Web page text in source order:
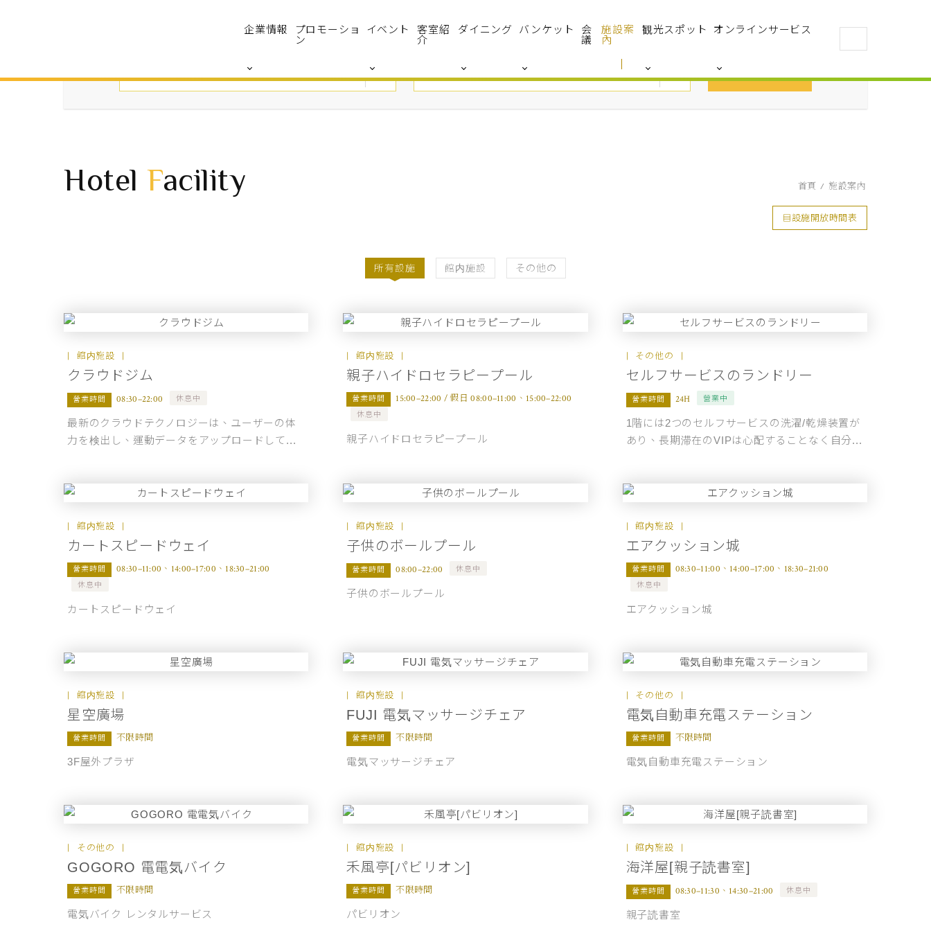
企業情報
プロモーショ
ン
イベント
客室紹
介
ダイニング バンケット
会
議
施設案
內
観光スポット オンラインサービス
予約
Hotel Facility 首頁 施設案內
▤ 設施開放時間表
所有設施 館内施設 その他の
館内施設
クラウドジム
營業時間 08:30–22:00 休息中
最新のクラウドテクノロジーは、ユーザーの体
力を検出し、運動データをアップロードして...
館内施設
親子ハイドロセラピープール
營業時間 15:00–22:00 / 假日 08:00–11:00、15:00–22:00
休息中
親子ハイドロセラピープール
その他の
セルフサービスのランドリー
營業時間 24H 營業中
1階には2つのセルフサービスの洗濯/乾燥装置が
あり、長期滞在のVIPは心配することなく自分...
館内施設
カートスピードウェイ
營業時間 08:30–11:00、14:00–17:00、18:30–21:00
休息中
カートスピードウェイ
館内施設
子供のボールプール
營業時間 08:00–22:00 休息中
子供のボールプール
館内施設
エアクッション城
營業時間 08:30–11:00、14:00–17:00、18:30–21:00
休息中
エアクッション城
館内施設
星空廣場
營業時間
不限時間
3F屋外プラザ
館内施設
FUJI 電気マッサージチェア
營業時間
不限時間
電気マッサージチェア
その他の
電気自動車充電ステーション
營業時間
不限時間
電気自動車充電ステーション
その他の
GOGORO 電電気バイク
營業時間
不限時間
電気バイク レンタルサービス
館内施設
禾風亭[パビリオン]
營業時間
不限時間
パビリオン
館内施設
海洋屋[親子読書室]
營業時間 08:30–11:30、14:30–21:00 休息中
親子読書室